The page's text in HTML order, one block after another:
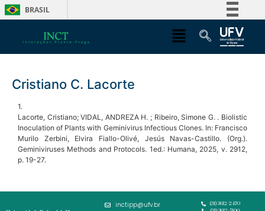
BRASIL
Simplifique!
Canais
Cristiano C. Lacorte
1.
Lacorte, Cristiano; VIDAL, ANDREZA H. ; Ribeiro, Simone G. . Biolistic
Inoculation of Plants with Geminivirus Infectious Clones. In: Francisco
Murilo Zerbini, Elvira Fiallo-Olivé, Jesús Navas-Castillo. (Org.).
Geminiviruses Methods and Protocols. 1ed.: Humana, 2025, v. 2912,
p. 19-27.
inctipp@ufv.br
(31) 3612-2470